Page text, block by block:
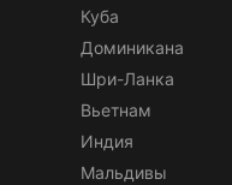
Куба
Доминикана
Шри-Ланка
Вьетнам
Индия
Мальдивы